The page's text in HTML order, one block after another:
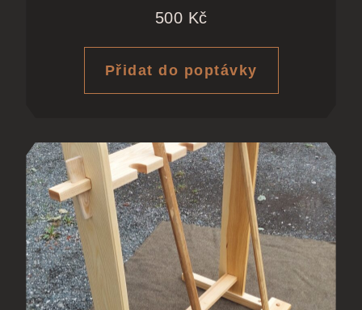
500 Kč
Přidat do poptávky